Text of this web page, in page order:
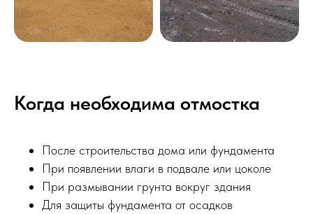
Когда необходима отмостка
После строительства дома или фундамента
При появлении влаги в подвале или цоколе
При размывании грунта вокруг здания
Для защиты фундамента от осадков